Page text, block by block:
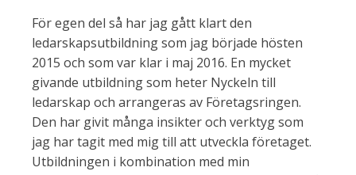
För egen del så har jag gått klart den
ledarskapsutbildning som jag började hösten
2015 och som var klar i maj 2016. En mycket
givande utbildning som heter Nyckeln till
ledarskap och arrangeras av Företagsringen.
Den har givit många insikter och verktyg som
jag har tagit med mig till att utveckla företaget.
Utbildningen i kombination med min